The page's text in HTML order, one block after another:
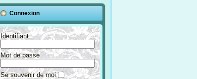
Connexion
Identifiant
Mot de passe
Se souvenir de moi